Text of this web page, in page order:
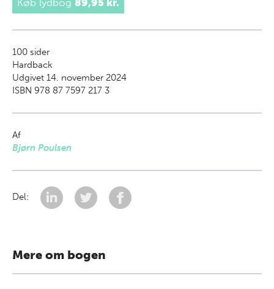
Køb lydbog 89,95 kr.
100 sider
Hardback
Udgivet 14. november 2024
ISBN 978 87 7597 217 3
Af
Bjørn Poulsen
Del:
Mere om bogen